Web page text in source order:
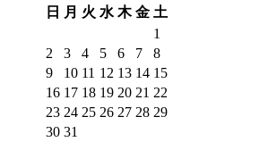
日
月 火 水 木 金 土
1
2
3 4 5 6 7
8
9
10 11 12 13 14 15
16 17 18 19 20 21 22
23 24 25 26 27 28 29
30 31